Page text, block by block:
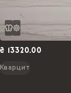
₴ 13320.00
Кварцит